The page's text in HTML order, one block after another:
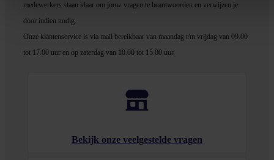
medewerkers staan klaar om jouw vragen te beantwoorden en verwijzen je
door indien nodig.
Onze klantenservice is via mail bereikbaar van maandag t/m vrijdag van 09.00
tot 17.00 uur en op zaterdag van 10.00 tot 15.00 uur.
Bekijk onze veelgestelde vragen